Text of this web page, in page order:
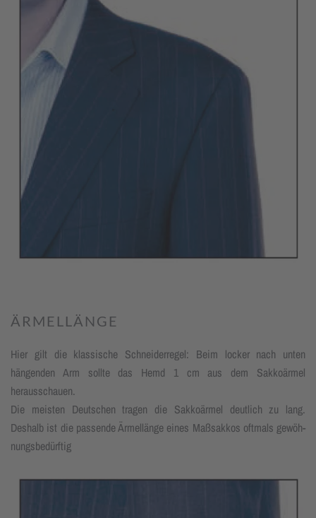
ÄRMELLÄNGE
Hier gilt die klassische Schneiderregel: Beim locker nach unten
hängenden Arm sollte das Hemd 1 cm aus dem Sakkoärmel
herausschauen.
Die meisten Deutschen tragen die Sakkoärmel deutlich zu lang.
Deshalb ist die passende Ärmellänge eines Maßsakkos oftmals gewöh­
nungs­be­dürf­tig